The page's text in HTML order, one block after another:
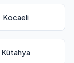
Kocaeli
Kütahya